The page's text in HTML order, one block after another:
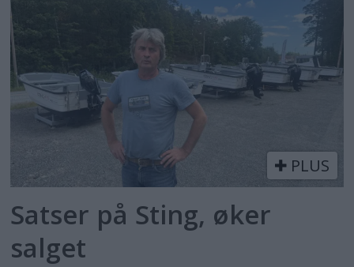
PLUS
Satser på Sting, øker
salget